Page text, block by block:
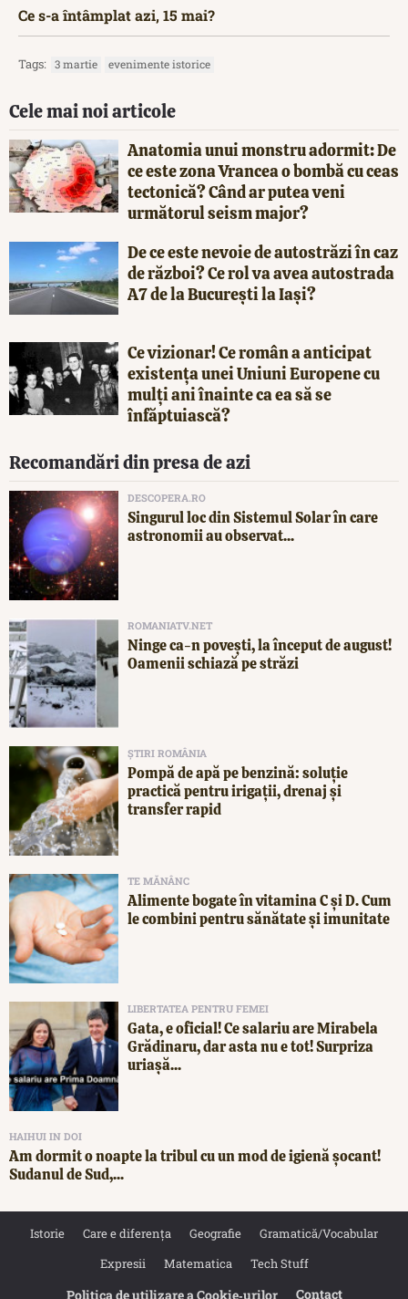
Ce s-a întâmplat azi, 15 mai?
Tags: 3 martie evenimente istorice
Cele mai noi articole
Anatomia unui monstru adormit: De
ce este zona Vrancea o bombă cu ceas
tectonică? Când ar putea veni
următorul seism major?
De ce este nevoie de autostrăzi în caz
de război? Ce rol va avea autostrada
A7 de la București la Iași?
Ce vizionar! Ce român a anticipat
existența unei Uniuni Europene cu
mulți ani înainte ca ea să se
înfăptuiască?
Recomandări din presa de azi
DESCOPERA.RO
Singurul loc din Sistemul Solar în care
astronomii au observat...
ROMANIATV.NET
Ninge ca-n povești, la început de august!
Oamenii schiază pe străzi
ȘTIRI ROMÂNIA
Pompă de apă pe benzină: soluție
practică pentru irigații, drenaj și
transfer rapid
TE MĂNÂNC
Alimente bogate în vitamina C și D. Cum
le combini pentru sănătate și imunitate
LIBERTATEA PENTRU FEMEI
Gata, e oficial! Ce salariu are Mirabela
Grădinaru, dar asta nu e tot! Surpriza
uriașă...
HAIHUI IN DOI
Am dormit o noapte la tribul cu un mod de igienă șocant!
Sudanul de Sud,...
Istorie Care e diferența Geografie
Gramatică/Vocabular
Expresii
Matematica Tech Stuff
Politica de utilizare a Cookie‐urilor Contact